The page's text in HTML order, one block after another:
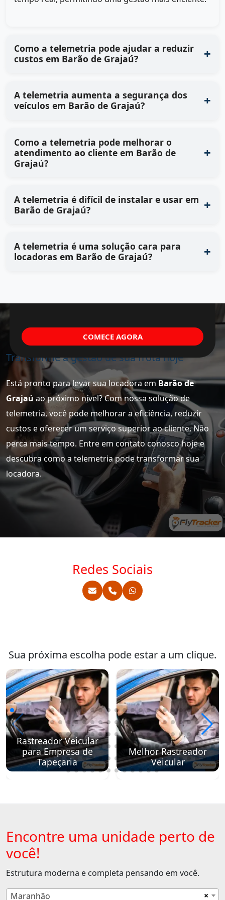
Como a telemetria pode ajudar a reduzir
custos em Barão de Grajaú?
A telemetria aumenta a segurança dos
veículos em Barão de Grajaú?
Como a telemetria pode melhorar o
atendimento ao cliente em Barão de
Grajaú?
A telemetria é difícil de instalar e usar em
Barão de Grajaú?
A telemetria é uma solução cara para
locadoras em Barão de Grajaú?
Transforme a gestão de sua frota hoje
Está pronto para levar sua locadora emBarão de
Grajaú ao próximo nível? Com nossa solução de
telemetria, você pode melhorar a eficiência, reduzir
custos e oferecer um serviço superior ao cliente. Não
perca mais tempo. Entre em contato conosco hoje e
descubra como a telemetria pode transformar sua
locadora.
COMECE AGORA
Redes Sociais
Sua próxima escolha pode estar a um clique.
Rastreador Veicular
para Empresa de
Tapeçaria
Melhor Rastreador
Veicular
Encontre uma unidade perto de
você!
Estrutura moderna e completa pensando em você.
×
Maranhão